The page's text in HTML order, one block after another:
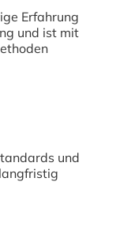
Erfahrung
und ist mit
und